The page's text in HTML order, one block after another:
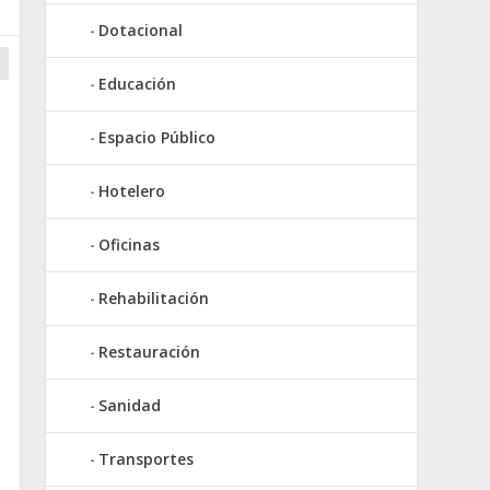
Dotacional
Educación
Espacio Público
Hotelero
Oficinas
Rehabilitación
Restauración
Sanidad
Transportes